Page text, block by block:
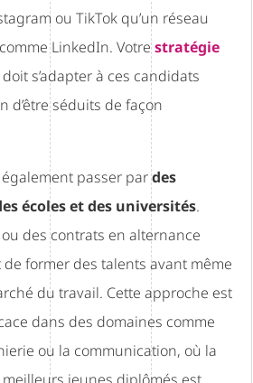
ou TikTok qu’un réseau
LinkedIn. Votrestratégie
doit s’adapter à ces candidats
d’être séduits de façon
passer pardes
écoles et des universités.
des contrats en alternance
de former des talents avant même
du travail. Cette approche est
dans des domaines comme
ou la communication, où la